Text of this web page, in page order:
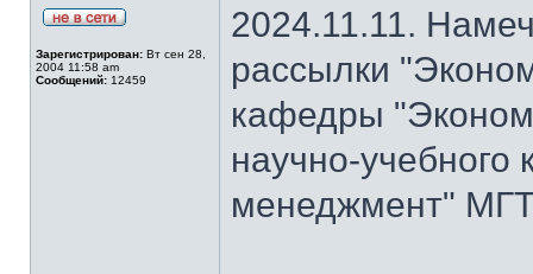
Зарегистрирован: Вт сен 28,
2004 11:58 am
Сообщений: 12459
2024.11.11.
рассылки
кафедры
научно-
менеджмент"